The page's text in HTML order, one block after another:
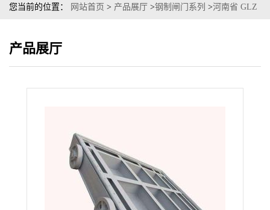
您当前的位置： 网站首页 > 产品展厅 >钢制闸门系列 >河南省 GLZ
产品展厅